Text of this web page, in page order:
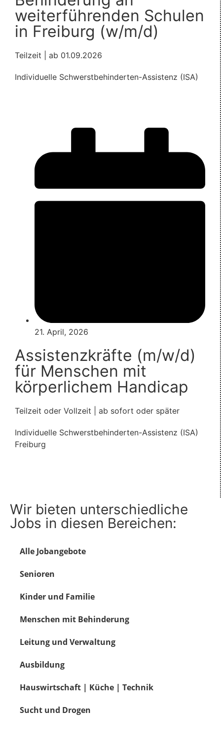
weiterführenden Schulen
in Freiburg (w/m/d)
Teilzeit | ab 01.09.2026
Individuelle Schwerstbehinderten-Assistenz (ISA)
21. April, 2026
Assistenzkräfte (m/w/d)
für Menschen mit
körperlichem Handicap
Teilzeit oder Vollzeit | ab sofort oder später
Individuelle Schwerstbehinderten-Assistenz (ISA)
Freiburg
Wir bieten unterschiedliche
Jobs in diesen Bereichen:
Alle Jobangebote
Senioren
Kinder und Familie
Menschen mit Behinderung
Leitung und Verwaltung
Ausbildung
Hauswirtschaft | Küche | Technik
Sucht und Drogen